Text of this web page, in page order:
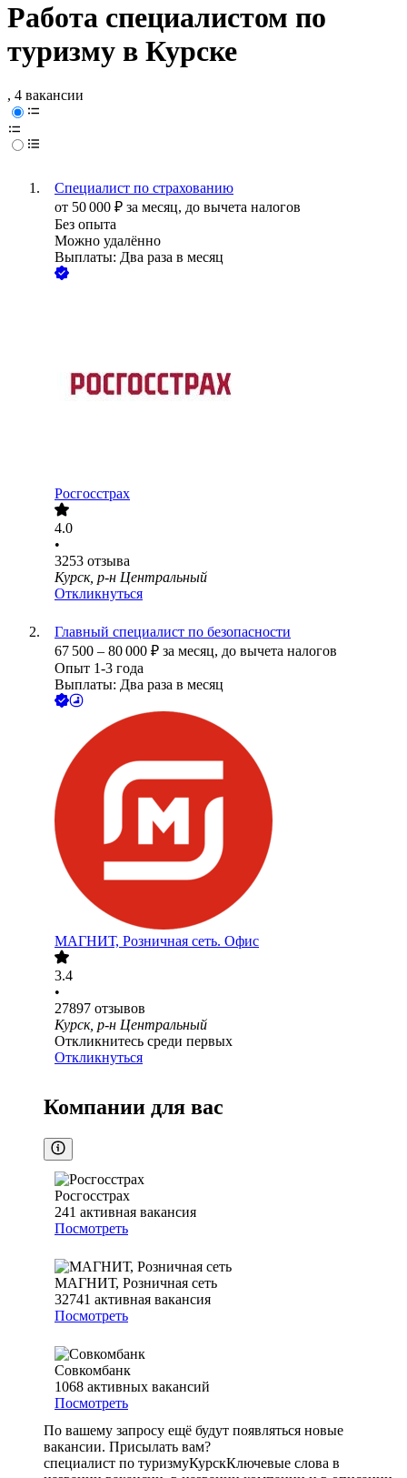
Работа специалистом по
туризму в Курске
, 4 вакансии
Специалист по страхованию
от 50 000 ₽ за месяц, до вычета налогов
Без опыта
Можно удалённо
Выплаты: Два раза в месяц
Росгосстрах
4.0
•
3253 отзыва
Курск, р-н Центральный
Откликнуться
Главный специалист по безопасности
67 500 – 80 000 ₽ за месяц, до вычета налогов
Опыт 1-3 года
Выплаты: Два раза в месяц
МАГНИТ, Розничная сеть. Офис
3.4
•
27897 отзывов
Курск, р-н Центральный
Откликнитесь среди первых
Откликнуться
Компании для вас
Росгосстрах
241 активная вакансия
Посмотреть
МАГНИТ, Розничная сеть
32741 активная вакансия
Посмотреть
Совкомбанк
1068 активных вакансий
Посмотреть
По вашему запросу ещё будут появляться новые
вакансии. Присылать вам?
специалист по туризмуКурскКлючевые слова в